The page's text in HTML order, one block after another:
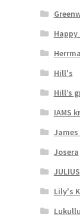
Happy
Hill's
Hill’s
IAMS
James
Josera
JULIUS
Lily's